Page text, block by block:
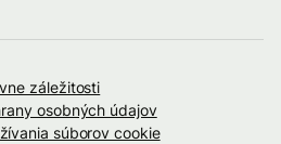
záležitosti
osobných údajov
súborov cookie